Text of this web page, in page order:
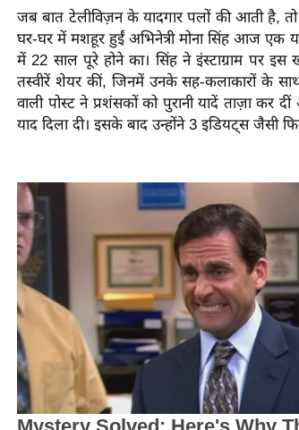
जब बात टेलीविज़न के यादगार पलों की आती है,
घर-घर में मशहूर हुईं अभिनेत्री मोना सिंह आज एक
में 22 साल पूरे होने का। सिंह ने इंस्टाग्राम
तस्वीरें शेयर कीं, जिनमें उनके सह-कलाकारों के
वाली पोस्ट ने प्रशंसकों को पुरानी यादें ताज़ा कर
याद दिला दी। इसके बाद उन्होंने 3 इडियट्स जैसी